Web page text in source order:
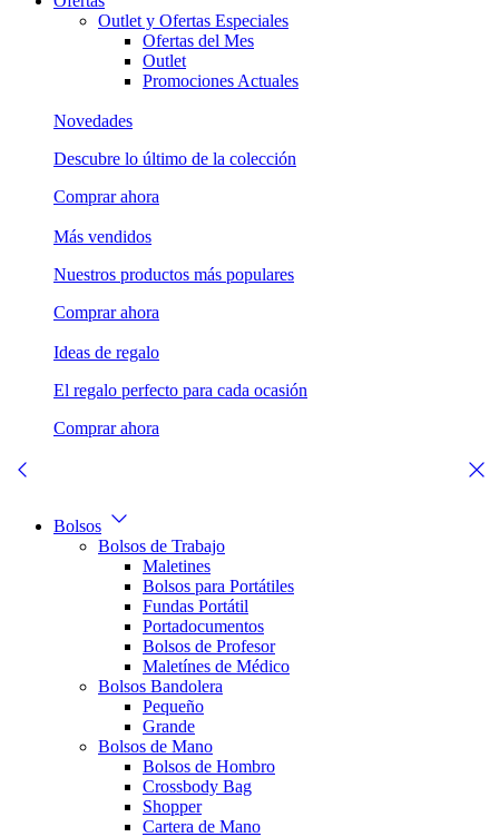
Outlet y Ofertas Especiales
Ofertas del Mes
Outlet
Promociones Actuales
Novedades
Descubre lo último de la colección
Comprar ahora
Más vendidos
Nuestros productos más populares
Comprar ahora
Ideas de regalo
El regalo perfecto para cada ocasión
Comprar ahora
Bolsos
Bolsos de Trabajo
Maletines
Bolsos para Portátiles
Fundas Portátil
Portadocumentos
Bolsos de Profesor
Maletínes de Médico
Bolsos Bandolera
Pequeño
Grande
Bolsos de Mano
Bolsos de Hombro
Crossbody Bag
Shopper
Cartera de Mano